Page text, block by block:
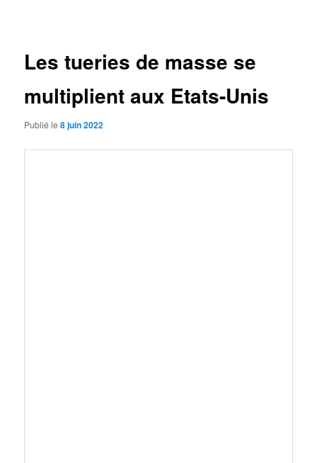
Les tueries de masse se
multiplient aux Etats-Unis
Publié le8 juin 2022